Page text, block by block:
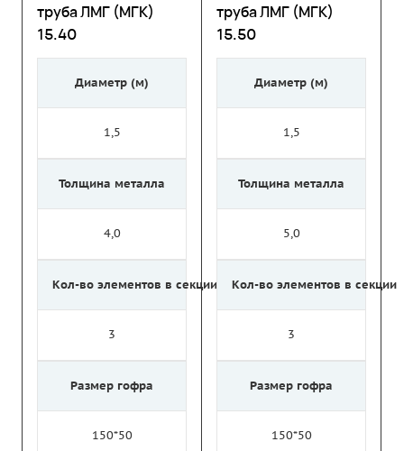
труба ЛМГ (МГК)
15.40
Диаметр (м)
1,5
Толщина металла
4,0
Кол-во элементов в секции
3
Размер гофра
150*50
труба ЛМГ (МГК)
15.50
Диаметр (м)
1,5
Толщина металла
5,0
Кол-во элементов в секции
3
Размер гофра
150*50